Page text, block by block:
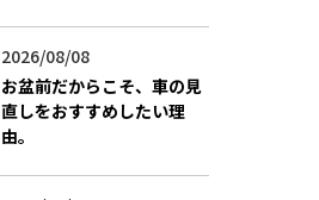
2026/08/08
お盆前だからこそ、車の見
直しをおすすめしたい理
由。